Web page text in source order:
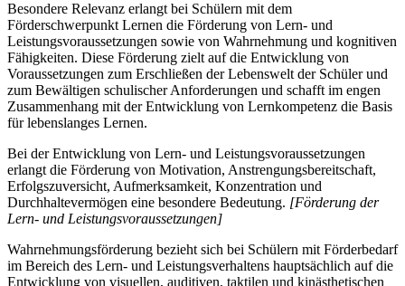
Besondere Relevanz erlangt bei Schülern mit dem
Förderschwerpunkt Lernen die Förderung von Lern- und
Leistungsvoraussetzungen sowie von Wahrnehmung und kognitiven
Fähigkeiten. Diese Förderung zielt auf die Entwicklung von
Voraussetzungen zum Erschließen der Lebenswelt der Schüler und
zum Bewältigen schulischer Anforderungen und schafft im engen
Zusammenhang mit der Entwicklung von Lernkompetenz die Basis
für lebenslanges Lernen.
Bei der Entwicklung von Lern- und Leistungsvoraussetzungen
erlangt die Förderung von Motivation, Anstrengungsbereitschaft,
Erfolgszuversicht, Aufmerksamkeit, Konzentration und
Durchhaltevermögen eine besondere Bedeutung. [Förderung der
Lern- und Leistungsvoraussetzungen]
Wahrnehmungsförderung bezieht sich bei Schülern mit Förderbedarf
im Bereich des Lern- und Leistungsverhaltens hauptsächlich auf die
Entwicklung von visuellen, auditiven, taktilen und kinästhetischen